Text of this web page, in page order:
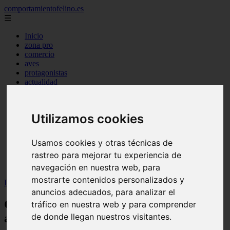
Utilizamos cookies
Usamos cookies y otras técnicas de
rastreo para mejorar tu experiencia de
navegación en nuestra web, para
mostrarte contenidos personalizados y
anuncios adecuados, para analizar el
tráfico en nuestra web y para comprender
de donde llegan nuestros visitantes.
comportamientofelino.es
☰
Inicio
zona pro
comercio
aves
protagonistas
actualidad
canal tv
tablon de anuncios
uncategorized
zona pro
Inicio
gatos2 >Consejos básicos para la cría de agapornis manual
Consejos básicos para la cría de
agapornis manual